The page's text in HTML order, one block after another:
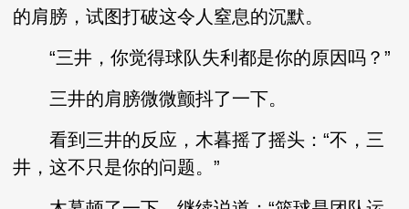
的肩膀，试图打破这令人窒息的沉默。
“三井，你觉得球队失利都是你的原因吗？”
三井的肩膀微微颤抖了一下。
看到三井的反应，木暮摇了摇头：“不，三
井，这不只是你的问题。”